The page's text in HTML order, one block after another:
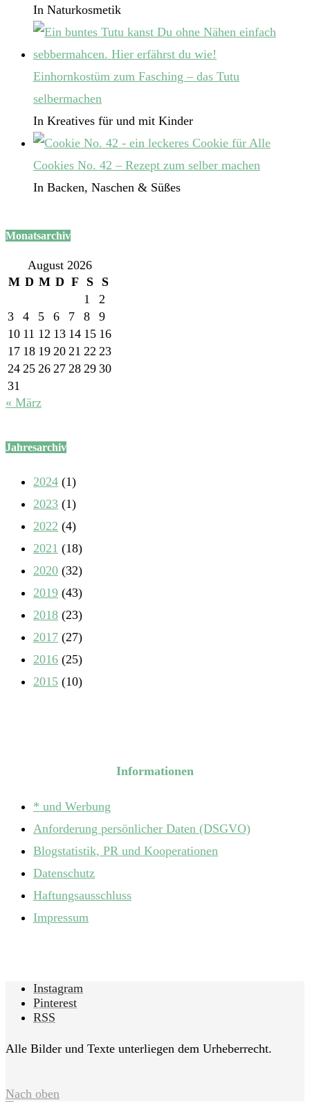
In Naturkosmetik
Einhornkostüm zum Fasching – das Tutu
selbermachen
In Kreatives für und mit Kinder
Cookies No. 42 – Rezept zum selber machen
In Backen, Naschen & Süßes
Monatsarchiv
August 2026
M D M D F S
S
1
2
3
4 5 6 7 8
9
10 11 12 13 14 15 16
17 18 19 20 21 22 23
24 25 26 27 28 29 30
31
« März
Jahresarchiv
2024 (1)
2023 (1)
2022 (4)
2021 (18)
2020 (32)
2019 (43)
2018 (23)
2017 (27)
2016 (25)
2015 (10)
Informationen
* und Werbung
Anforderung persönlicher Daten (DSGVO)
Blogstatistik, PR und Kooperationen
Datenschutz
Haftungsausschluss
Impressum
Instagram
Pinterest
RSS
Alle Bilder und Texte unterliegen dem Urheberrecht.
Nach oben